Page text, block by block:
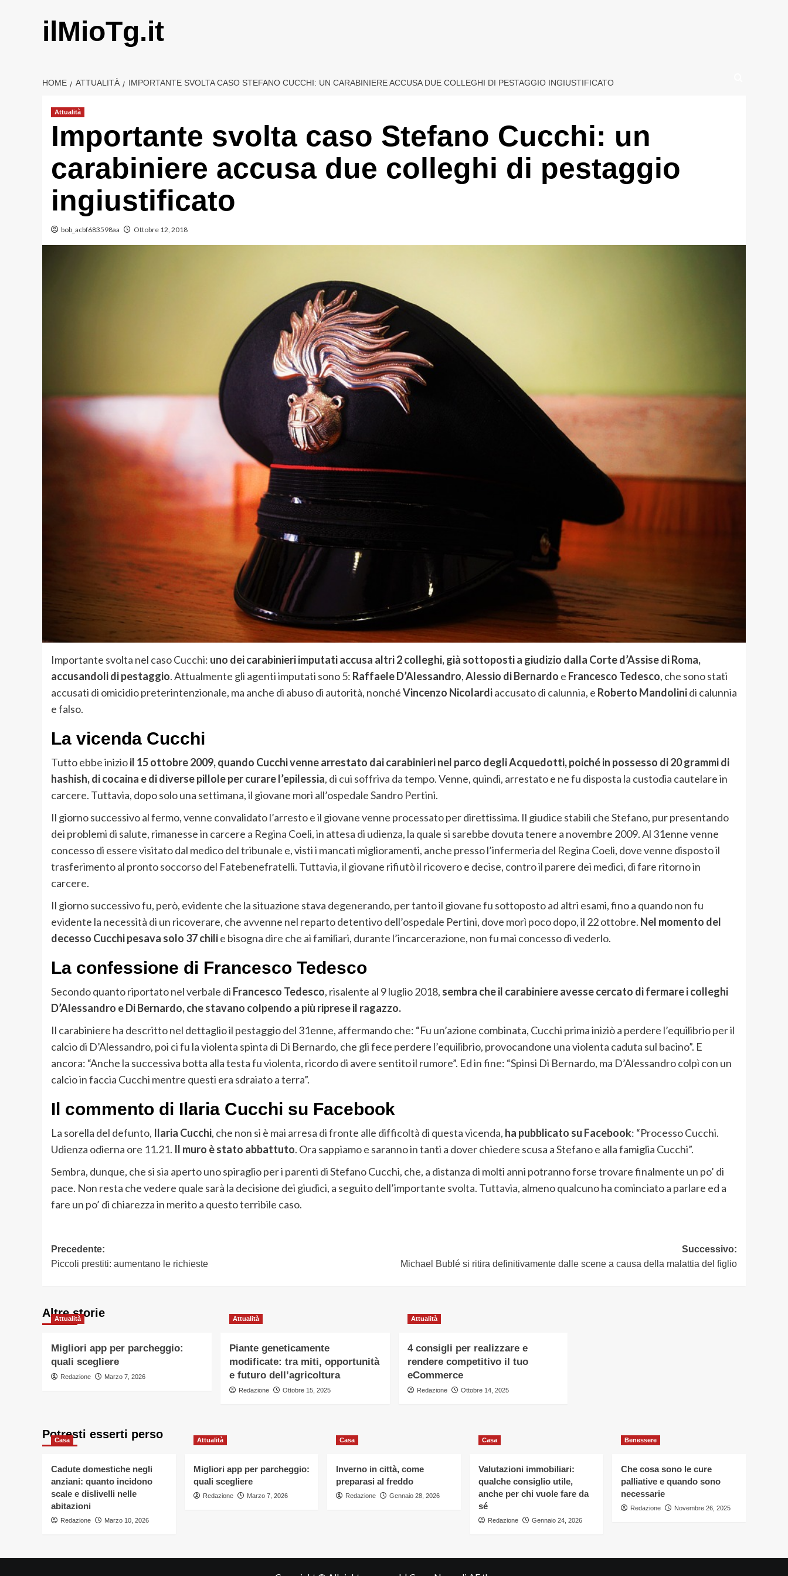
ilMioTg.it
HOME ATTUALITÀ IMPORTANTE SVOLTA CASO STEFANO CUCCHI: UN CARABINIERE ACCUSA DUE COLLEGHI DI PESTAGGIO INGIUSTIFICATO
Attualità
Importante svolta caso Stefano Cucchi: un
carabiniere accusa due colleghi di pestaggio
ingiustificato
bob_acbf683598aa Ottobre 12, 2018
Importante svolta nel caso Cucchi: uno dei carabinieri imputati accusa altri 2 colleghi, già sottoposti a giudizio dalla Corte d’Assise di Roma,
accusandoli di pestaggio. Attualmente gli agenti imputati sono 5: Raffaele D’Alessandro,Alessio di Bernardo e Francesco Tedesco, che sono stati
accusati di omicidio preterintenzionale, ma anche di abuso di autorità, nonchéVincenzo Nicolardiaccusato di calunnia, e Roberto Mandolinidi calunnia
e falso.
La vicenda Cucchi
Tutto ebbe inizioil 15 ottobre 2009, quando Cucchi venne arrestato dai carabinieri nel parco degli Acquedotti, poiché in possesso di 20 grammi di
hashish, di cocaina e di diverse pillole per curare l’epilessia, di cui soffriva da tempo. Venne, quindi, arrestato e ne fu disposta la custodia cautelare in
carcere. Tuttavia, dopo solo una settimana, il giovane morì all’ospedale Sandro Pertini.
Il giorno successivo al fermo, venne convalidato l’arresto e il giovane venne processato per direttissima. Il giudice stabilì che Stefano, pur presentando
dei problemi di salute, rimanesse in carcere a Regina Coeli, in attesa di udienza, la quale si sarebbe dovuta tenere a novembre 2009. Al 31enne venne
concesso di essere visitato dal medico del tribunale e, visti i mancati miglioramenti, anche presso l’infermeria del Regina Coeli, dove venne disposto il
trasferimento al pronto soccorso del Fatebenefratelli. Tuttavia, il giovane rifiutò il ricovero e decise, contro il parere dei medici, di fare ritorno in
carcere.
Il giorno successivo fu, però, evidente che la situazione stava degenerando, per tanto il giovane fu sottoposto ad altri esami, fino a quando non fu
evidente la necessità di un ricoverare, che avvenne nel reparto detentivo dell’ospedale Pertini, dove morì poco dopo, il 22 ottobre. Nel momento del
decesso Cucchi pesava solo 37 chilie bisogna dire che ai familiari, durante l’incarcerazione, non fu mai concesso di vederlo.
La confessione di Francesco Tedesco
Secondo quanto riportato nel verbale di Francesco Tedesco, risalente al 9 luglio 2018, sembra che il carabiniere avesse cercato di fermare i colleghi
D’Alessandro e Di Bernardo, che stavano colpendo a più riprese il ragazzo.
Il carabiniere ha descritto nel dettaglio il pestaggio del 31enne, affermando che: “Fu un’azione combinata, Cucchi prima iniziò a perdere l’equilibrio per il
calcio di D’Alessandro, poi ci fu la violenta spinta di Di Bernardo, che gli fece perdere l’equilibrio, provocandone una violenta caduta sul bacino”. E
ancora: “Anche la successiva botta alla testa fu violenta, ricordo di avere sentito il rumore”. Ed in fine: “Spinsi Di Bernardo, ma D’Alessandro colpì con un
calcio in faccia Cucchi mentre questi era sdraiato a terra”.
Il commento di Ilaria Cucchi su Facebook
La sorella del defunto, Ilaria Cucchi, che non si è mai arresa di fronte alle difficoltà di questa vicenda, ha pubblicato su Facebook: “Processo Cucchi.
Udienza odierna ore 11.21. Il muro è stato abbattuto. Ora sappiamo e saranno in tanti a dover chiedere scusa a Stefano e alla famiglia Cucchi”.
Sembra, dunque, che si sia aperto uno spiraglio per i parenti di Stefano Cucchi, che, a distanza di molti anni potranno forse trovare finalmente un po’ di
pace. Non resta che vedere quale sarà la decisione dei giudici, a seguito dell’importante svolta. Tuttavia, almeno qualcuno ha cominciato a parlare ed a
fare un po’ di chiarezza in merito a questo terribile caso.
Navigazione
articolo
Precedente:
Piccoli prestiti: aumentano le richieste
Successivo:
Michael Bublé si ritira definitivamente dalle scene a causa della malattia del figlio
Altre storie
Attualità
Migliori app per parcheggio:
quali scegliere
Redazione Marzo 7, 2026
Attualità
Piante geneticamente
modificate: tra miti, opportunità
e futuro dell’agricoltura
Redazione Ottobre 15, 2025
Attualità
4 consigli per realizzare e
rendere competitivo il tuo
eCommerce
Redazione Ottobre 14, 2025
Potresti esserti perso
Casa
Cadute domestiche negli
anziani: quanto incidono
scale e dislivelli nelle
abitazioni
Redazione Marzo 10, 2026
Attualità
Migliori app per parcheggio:
quali scegliere
Redazione Marzo 7, 2026
Casa
Inverno in città, come
preparasi al freddo
Redazione Gennaio 28, 2026
Casa
Valutazioni immobiliari:
qualche consiglio utile,
anche per chi vuole fare da
sé
Redazione Gennaio 24, 2026
Benessere
Che cosa sono le cure
palliative e quando sono
necessarie
Redazione Novembre 26, 2025